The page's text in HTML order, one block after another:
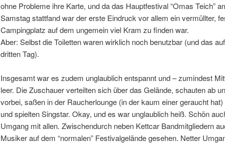
ohne Probleme ihre Karte, und da das Hauptfestival “Omas Teich”
Samstag stattfand war der erste Eindruck vor allem ein vermüllter,
Campingplatz auf dem ungemein viel Kram zu finden war.
Aber: Selbst die Toiletten waren wirklich noch benutzbar (und das
dritten Tag).
Insgesamt war es zudem unglaublich entspannt und – zumindest
leer. Die Zuschauer verteilten sich über das Gelände, schauten ab
vorbei, saßen in der Raucherlounge (in der kaum einer geraucht
und spielten Singstar. Okay, und es war unglaublich heiß. Schön
Umgang mit allen. Zwischendurch neben Kettcar Bandmitgliedern
Musiker auf dem “normalen” Festivalgelände gesehen. Netter